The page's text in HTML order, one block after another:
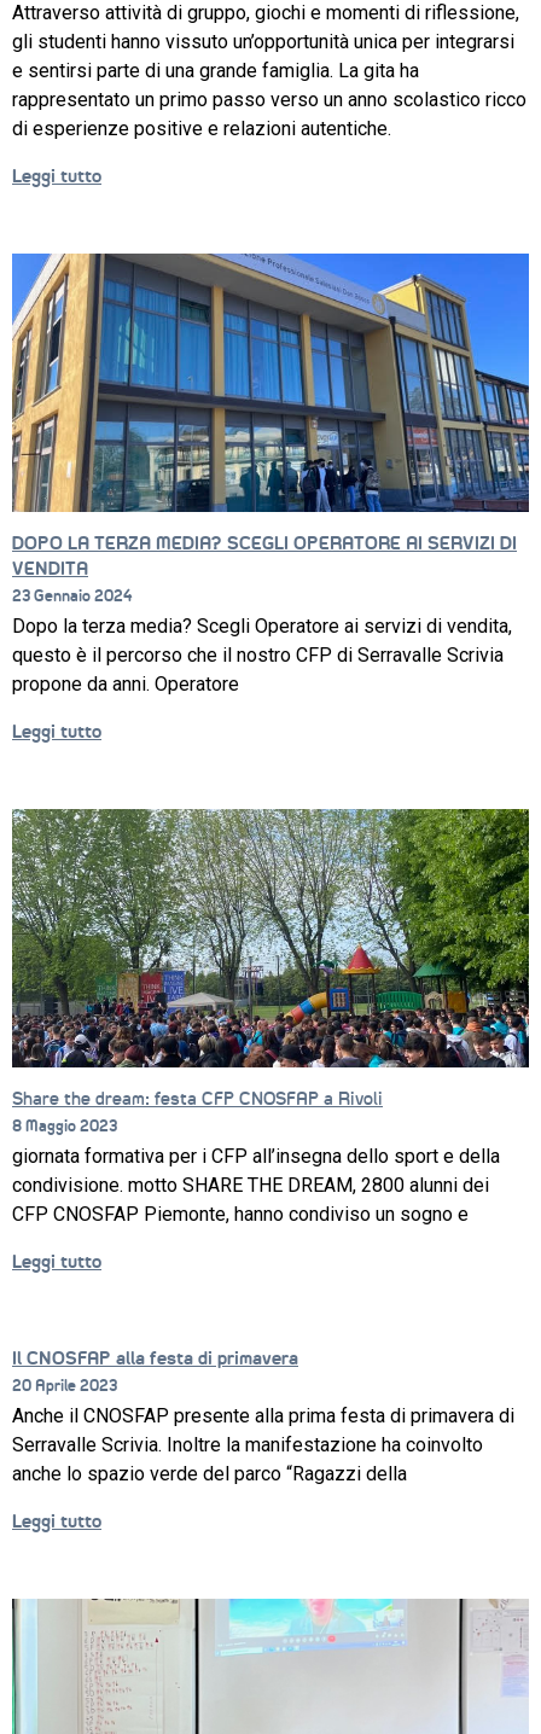
QUALITÀ
E
ACCREDITAMENTO
ZOOM
CONTATTI
SERVIZI
AL
LAVORO
Attraverso attività di gruppo, giochi e momenti di riflessione,
gli studenti hanno vissuto un’opportunità unica per integrarsi
e sentirsi parte di una grande famiglia. La gita ha
rappresentato un primo passo verso un anno scolastico ricco
di esperienze positive e relazioni autentiche.
Leggi tutto
DOPO LA TERZA MEDIA? SCEGLI OPERATORE AI SERVIZI DI
VENDITA
23 Gennaio 2024
Dopo la terza media? Scegli Operatore ai servizi di vendita,
questo è il percorso che il nostro CFP di Serravalle Scrivia
propone da anni. Operatore
Leggi tutto
Share the dream: festa CFP CNOSFAP a Rivoli
8 Maggio 2023
giornata formativa per i CFP all’insegna dello sport e della
condivisione. motto SHARE THE DREAM, 2800 alunni dei
CFP CNOSFAP Piemonte, hanno condiviso un sogno e
Leggi tutto
Il CNOSFAP alla festa di primavera
20 Aprile 2023
Anche il CNOSFAP presente alla prima festa di primavera di
Serravalle Scrivia. Inoltre la manifestazione ha coinvolto
anche lo spazio verde del parco “Ragazzi della
Leggi tutto